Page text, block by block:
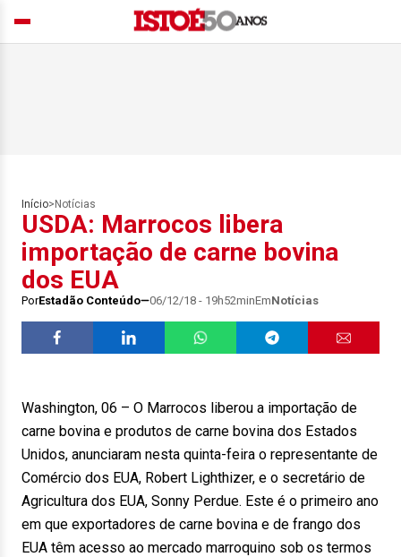
Início> Notícias
USDA: Marrocos libera
importação de carne bovina
dos EUA
PorEstadão Conteúdo 06/12/18 - 19h52minEmNotícias
Washington, 06 – O Marrocos liberou a importação de
carne bovina e produtos de carne bovina dos Estados
Unidos, anunciaram nesta quinta-feira o representante de
Comércio dos EUA, Robert Lighthizer, e o secretário de
Agricultura dos EUA, Sonny Perdue. Este é o primeiro ano
em que exportadores de carne bovina e de frango dos
EUA têm acesso ao mercado marroquino sob os termos